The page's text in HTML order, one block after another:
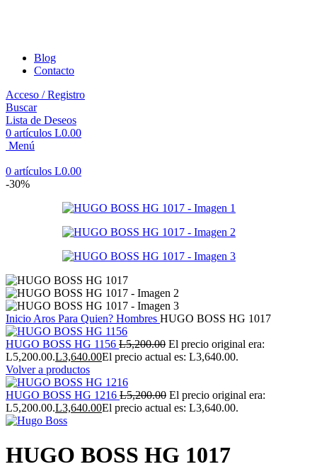
Blog
Contacto
Acceso / Registro
Buscar
Lista de Deseos
0 artículos L0.00
Menú
0 artículos L0.00
-30%
Inicio Aros Para Quien? Hombres HUGO BOSS HG 1017
HUGO BOSS HG 1156 L5,200.00 El precio original era:
L5,200.00.L3,640.00El precio actual es: L3,640.00.
Volver a productos
HUGO BOSS HG 1216 L5,200.00 El precio original era:
L5,200.00.L3,640.00El precio actual es: L3,640.00.
HUGO BOSS HG 1017